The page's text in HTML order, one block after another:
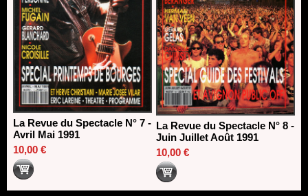
La Revue du Spectacle N° 7 -
Avril Mai 1991
10,00 €
La Revue du Spectacle N° 8 -
Juin Juillet Août 1991
10,00 €